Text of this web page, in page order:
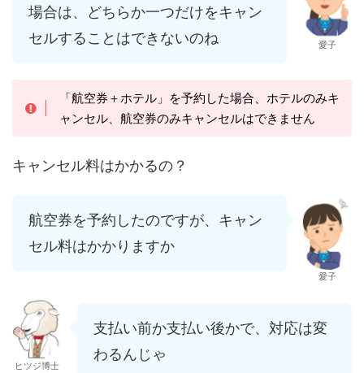
場合は、どちらか一つだけをキャン
セルすることはできないのね
愛子
「航空券＋ホテル」を予約した場合、ホテルのみキ
ャンセル、航空券のみキャンセルはできません
キャンセル料はかかるの？
航空券を予約したのですが、キャン
セル料はかかりますか
愛子
ヒツジ博士
支払い前か支払い後かで、対応は変
わるんじゃ